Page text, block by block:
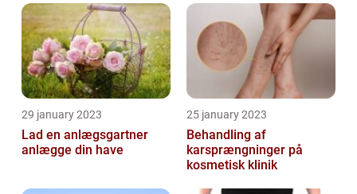
29 january 2023
Lad en anlægsgartner
anlægge din have
25 january 2023
Behandling af
karsprængninger på
kosmetisk klinik